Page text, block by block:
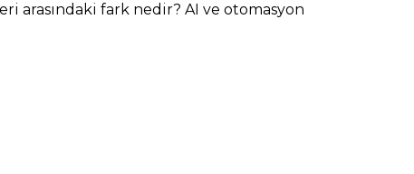
arasındaki fark nedir? AI ve otomasyon